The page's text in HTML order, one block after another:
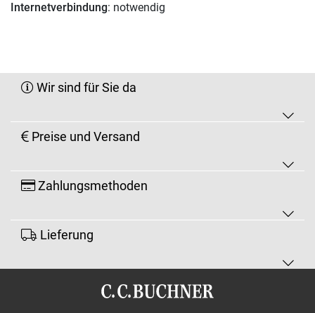
Internetverbindung: notwendig
Wir sind für Sie da
Preise und Versand
Zahlungsmethoden
Lieferung